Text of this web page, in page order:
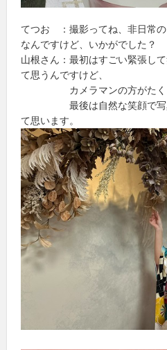
てつお ：撮影ってね、非日常の
なんですけど、いかがでした？
山根さん：最初はすごい緊張し
て思うんですけど、
カメラマンの方がたくさ
最後は自然な笑顔で写真
て思います。